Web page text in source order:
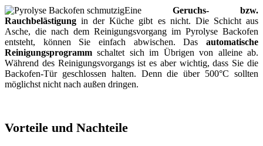
Eine Geruchs- bzw.
Rauchbelästigung in der Küche gibt es nicht. Die Schicht aus
Asche, die nach dem Reinigungsvorgang im Pyrolyse Backofen
entsteht, können Sie einfach abwischen. Das automatische
Reinigungsprogramm schaltet sich im Übrigen von alleine ab.
Während des Reinigungsvorgangs ist es aber wichtig, dass Sie die
Backofen-Tür geschlossen halten. Denn die über 500°C sollten
möglichst nicht nach außen dringen.
Vorteile und Nachteile